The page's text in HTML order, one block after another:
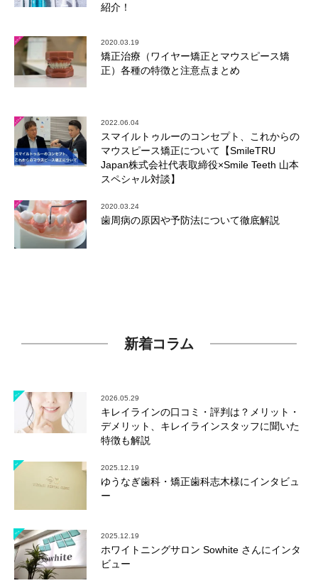
紹介！
2020.03.19
矯正治療（ワイヤー矯正とマウスピース矯
正）各種の特徴と注意点まとめ
2022.06.04
スマイルトゥルーのコンセプト、これからの
マウスピース矯正について【SmileTRU
Japan株式会社代表取締役×Smile Teeth 山本
スペシャル対談】
2020.03.24
歯周病の原因や予防法について徹底解説
新着コラム
2026.05.29
キレイラインの口コミ・評判は？メリット・
デメリット、キレイラインスタッフに聞いた
特徴も解説
2025.12.19
ゆうなぎ歯科・矯正歯科志木様にインタビュ
ー
2025.12.19
ホワイトニングサロン Sowhite さんにインタ
ビュー